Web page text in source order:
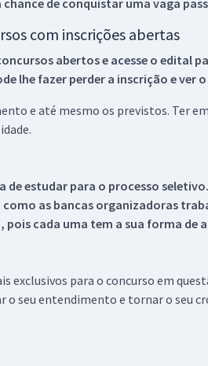
de conquistar uma vaga
com inscrições abertas
abertos e acesse o edital
lhe fazer perder a inscrição e ver
e até mesmo os previstos. Ter
de estudar para o processo
as bancas organizadoras
cada uma tem a sua forma de
exclusivos para o concurso em
seu entendimento e tornar o seu